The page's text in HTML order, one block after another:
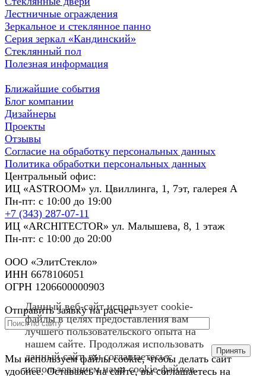
Лестничные ограждения
Зеркальное и стеклянное панно
Серия зеркал «Кандинский»
Стеклянный пол
Полезная информация
Ближайшие события
Блог компании
Дизайнеры
Проекты
Отзывы
Согласие на обработку персональных данных
Политика обработки персональных данных
Центральный офис:
ИЦ «ASTROOM» ул. Цвиллинга, 1, 7эт, галерея А
Пн-пт: с 10:00 до 19:00
+7 (343) 287-07-11
ИЦ «ARCHITECTOR» ул. Малышева, 8, 1 этаж
Пн-пт: с 10:00 до 20:00
ООО «ЭлитСтекло»
ИНН 6678106051
ОГРН 1206600000903
Отправить заявку на расчет
Мы используем файлы cookie, чтобы делать сайт
удобнее. Оставаясь на сайте, вы соглашаетесь на
Данный веб-сайт использует cookie-
файлы в целях предоставления вам
лучшего пользовательского опыта на
нашем сайте. Продолжая использовать
данный сайт, вы соглашаетесь с
использованием нами cookie-файлов.
Принять